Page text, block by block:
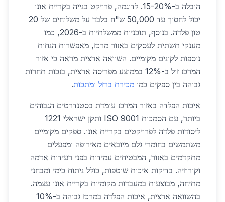
הובלה ב-15-20%. לדוגמה, פרויקט בנייה בקריית אונו
יכול לחסוך עד 50,000 ש"ח בלבד על משלוחים של 20
טון פלדה. בנוסף, תוכניות ממשלתיות ב-2026, כמו
מענקי תשתית לעסקים באזור מרכז, מאפשרות הנחות
נוספות לקונים מקומיים. השוואה ארצית מראה כי אזור
המרכז זול ב-12% בממוצע מפריסה ארצית, בזכות תחרות
גבוהה בין ספקים כמו מכירת ברזל ומתכות.
איכות הפלדה באזור המרכז עומדת בסטנדרטים הגבוהים
ביותר, עם הסמכות ISO 9001 ותקן ישראלי 1221
ליסודות פלדה לפרויקטים בקריית אונו. ספקים מקומיים
משתמשים בחומרי גלם מיובאים מאירופה ומפעלים
מתקדמים באזור, המבטיחים עמידות בפני רעידות אדמה
וקורוזיה. בדיקות איכות שוטפות, כולל ניתוח כימי ומבחני
מתיחה, מבוצעות במעבדות מקומיות בקריית אונו עצמה.
בהשוואה ארצית, איכות הפלדה במרכז גבוהה ב-10%